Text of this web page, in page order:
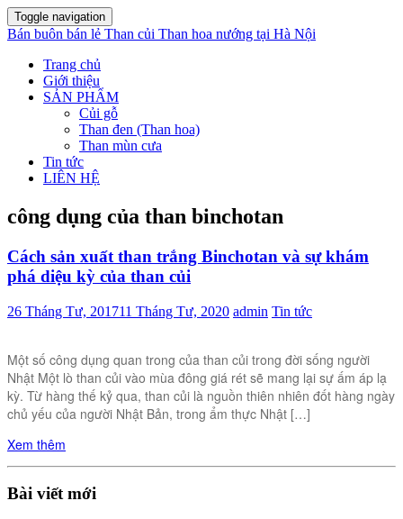
Toggle navigation
Bán buôn bán lẻ Than củi Than hoa nướng tại Hà Nội
Trang chủ
Giới thiệu
SẢN PHẨM
Củi gỗ
Than đen (Than hoa)
Than mùn cưa
Tin tức
LIÊN HỆ
công dụng của than binchotan
Cách sản xuất than trắng Binchotan và sự khám
phá diệu kỳ của than củi
26 Tháng Tư, 201711 Tháng Tư, 2020 admin Tin tức
Một số công dụng quan trong của than củi trong đời sống người
Nhật Một lò than củi vào mùa đông giá rét sẽ mang lại sự ấm áp lạ
kỳ. Từ hàng thế kỷ qua, than củi là nguồn thiên nhiên đốt hàng ngày
chủ yếu của người Nhật Bản, trong ẩm thực Nhật […]
Xem thêm
Bài viết mới